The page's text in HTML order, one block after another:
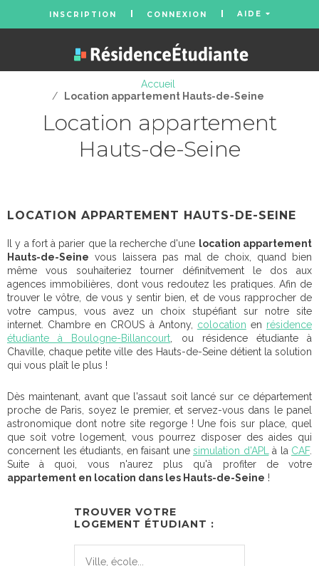
INSCRIPTION CONNEXION AIDE
Accueil
/
Location appartement Hauts-de-Seine
Location appartement
Hauts-de-Seine
LOCATION APPARTEMENT HAUTS-DE-SEINE
Il y a fort à parier que la recherche d'une location appartement
Hauts-de-Seine vous laissera pas mal de choix, quand bien
même vous souhaiteriez tourner définitvement le dos aux
agences immobilières, dont vous redoutez les pratiques. Afin de
trouver le vôtre, de vous y sentir bien, et de vous rapprocher de
votre campus, vous avez un choix stupéfiant sur notre site
internet. Chambre en CROUS à Antony, colocation en résidence
étudiante à Boulogne-Billancourt , ou résidence étudiante à
Chaville, chaque petite ville des Hauts-de-Seine détient la solution
qui vous plaît le plus !
Dès maintenant, avant que l'assaut soit lancé sur ce département
proche de Paris, soyez le premier, et servez-vous dans le panel
astronomique dont notre site regorge ! Une fois sur place, quel
que soit votre logement, vous pourrez disposer des aides qui
concernent les étudiants, en faisant une simulation d'APL à la CAF.
Suite à quoi, vous n'aurez plus qu'à profiter de votre
appartement en location dans les Hauts-de-Seine !
TROUVER VOTRE
LOGEMENT ÉTUDIANT :